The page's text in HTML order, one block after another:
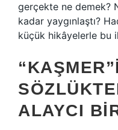
gerçekte ne demek?
kadar yaygınlaştı?
küçük hikâyelerle bu
ALAYCI